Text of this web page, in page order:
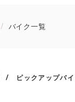
バイク一覧
/ ピックアップバ